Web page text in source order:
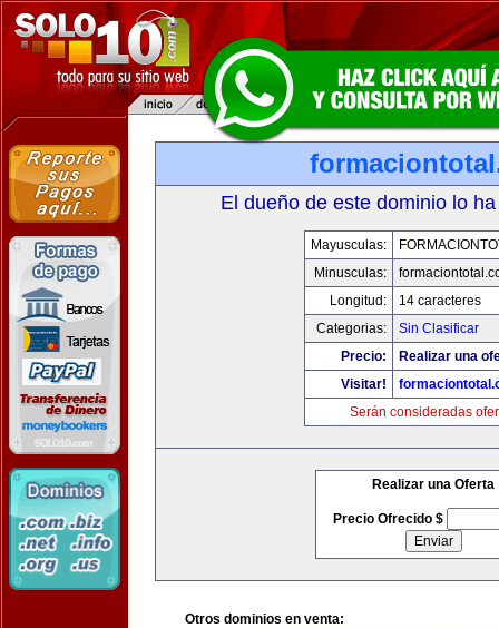
El dueño de este dominio lo
Mayusculas:
Minusculas:
Longitud:
14 caracteres
Categorias:
Sin Clasificar
Precio:
Realizar una
Visitar!
Serán consideradas
Realizar una Oferta
Precio Ofrecido $
Otros dominios en venta: